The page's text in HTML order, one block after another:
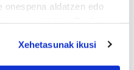
onespena aldatzen edo
to:
Xehetasunak ikusi